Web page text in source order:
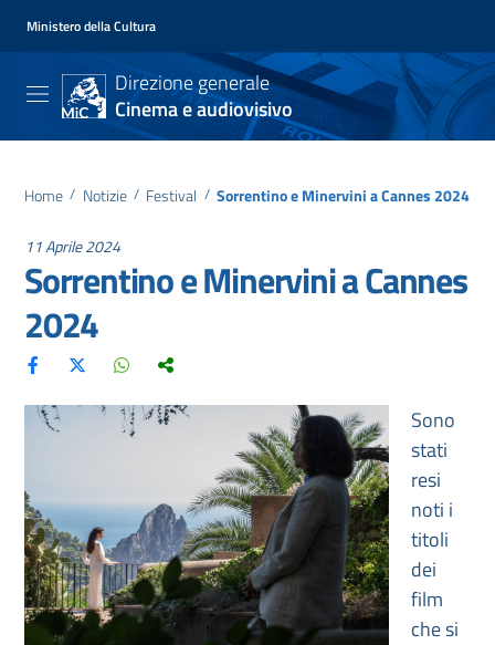
Ministero della Cultura
Direzione generale
Cinema e audiovisivo
Home / Notizie / Festival / Sorrentino e Minervini a Cannes 2024
11 Aprile 2024
Sorrentino e Minervini a Cannes
2024
Sono
stati
resi
noti i
titoli
dei
film
che si